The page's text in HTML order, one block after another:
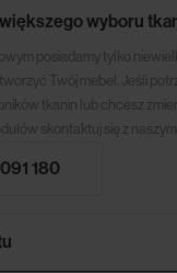
wyboru
posiadamy tylko
Twój mebel. Jeśli
tkanin lub chcesz
skontaktuj się z naszym
180